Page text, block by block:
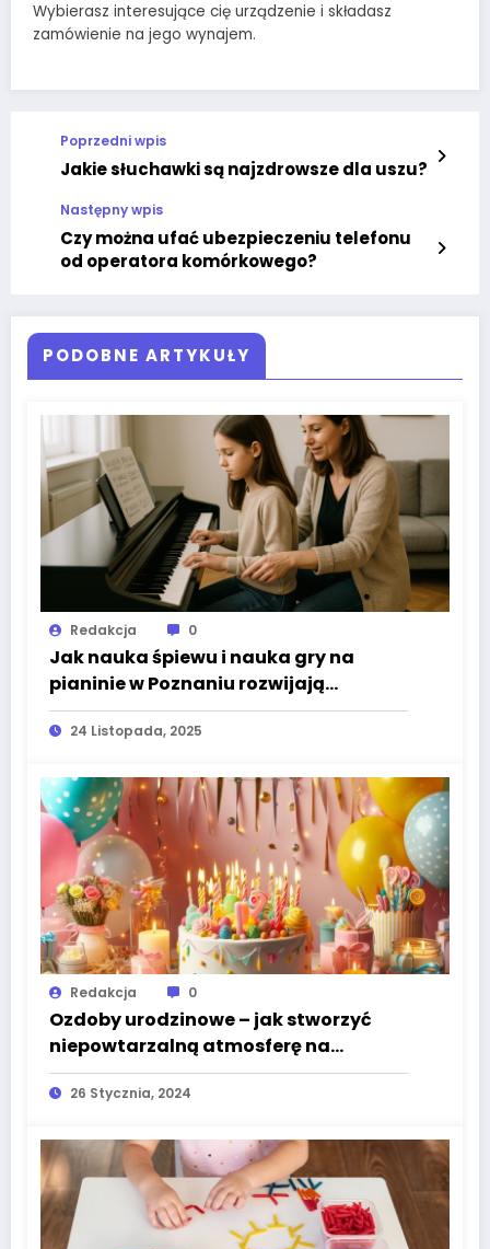
Wybierasz interesujące cię urządzenie i składasz
zamówienie na jego wynajem.
Poprzedni wpis
Jakie słuchawki są najzdrowsze dla uszu?
Następny wpis
Czy można ufać ubezpieczeniu telefonu
od operatora komórkowego?
PODOBNE ARTYKUŁY
Redakcja 0
Jak nauka śpiewu i nauka gry na
pianinie w Poznaniu rozwijają
muzyczne umiejętności dzieci i
dorosłych?
24 Listopada, 2025
Redakcja 0
Ozdoby urodzinowe – jak stworzyć
niepowtarzalną atmosferę na
imprezie?
26 Stycznia, 2024